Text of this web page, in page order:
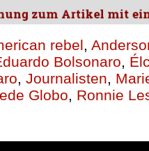
rebel,
Bolsonaro,
, Journalisten,
Globo, Ronnie